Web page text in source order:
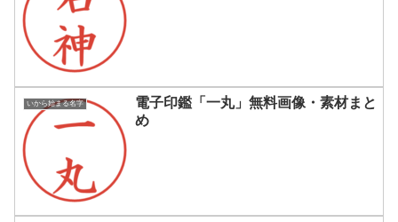
いから始まる名字
電子印鑑「一丸」無料画像・素材まと
め